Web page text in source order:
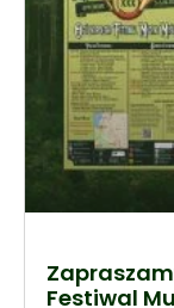
Festiwal